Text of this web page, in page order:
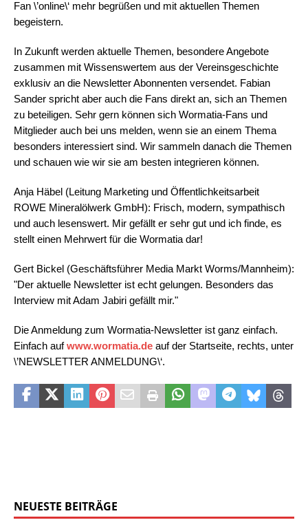
Fan \’online\‘ mehr begrüßen und mit aktuellen Themen
begeistern.
In Zukunft werden aktuelle Themen, besondere Angebote
zusammen mit Wissenswertem aus der Vereinsgeschichte
exklusiv an die Newsletter Abonnenten versendet. Fabian
Sander spricht aber auch die Fans direkt an, sich an Themen
zu beteiligen. Sehr gern können sich Wormatia-Fans und
Mitglieder auch bei uns melden, wenn sie an einem Thema
besonders interessiert sind. Wir sammeln danach die Themen
und schauen wie wir sie am besten integrieren können.
Anja Häbel (Leitung Marketing und Öffentlichkeitsarbeit 
ROWE Mineralölwerk GmbH): Frisch, modern, sympathisch
und auch lesenswert. Mir gefällt er sehr gut und ich finde, es
stellt einen Mehrwert für die Wormatia dar!
Gert Bickel (Geschäftsführer Media Markt Worms/Mannheim):
"Der aktuelle Newsletter ist echt gelungen. Besonders das
Interview mit Adam Jabiri gefällt mir."
Die Anmeldung zum Wormatia-Newsletter ist ganz einfach.
Einfach aufwww.wormatia.de auf der Startseite, rechts, unter
\’NEWSLETTER ANMELDUNG\‘.
NEUESTE BEITRÄGE